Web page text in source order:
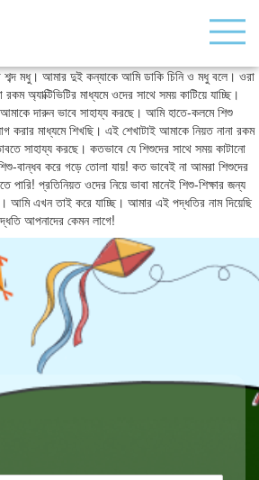
শব্দ মধু। আমার দুই কন্যাকে আমি ডাকি চিনি ও মধু বলে। ওরা
অ্যাক্টিভিটির মাধ্যমে ওদের সাথে সময় কাটিয়ে যাচ্ছি।
আমাকে দারুন ভাবে সাহায্য করছে। আমি হাতে-কলমে শিশু
করার মাধ্যমে শিখছি। এই শেখাটাই আমাকে নিয়ত নানা রকম
সাহায্য করছে। কতভাবে যে শিশুদের সাথে সময় কাটানো
বান্ধব করে গড়ে তোলা যায়! কত ভাবেই না আমরা শিশুদের
পারি! প্রতিনিয়ত ওদের নিয়ে ভাবা মানেই শিশু-শিক্ষার জন্য
আমি এখন তাই করে যাচ্ছি। আমার এই পদ্ধতির নাম দিয়েছি
আপনাদের কেমন লাগে!